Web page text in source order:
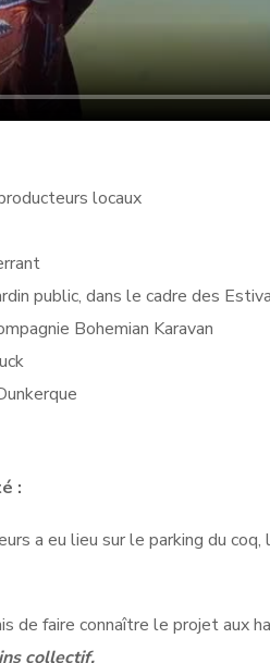
locaux
public, dans le cadre des
Bohemian Karavan
:
a eu lieu sur le parking du coq,
de faire connaître le projet aux
collectif.